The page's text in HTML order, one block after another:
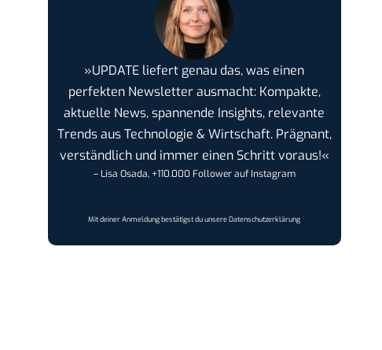
»UPDATE liefert genau das, was einen
perfekten Newsletter ausmacht: Kompakte,
aktuelle News, spannende Insights, relevante
Trends aus Technologie & Wirtschaft. Prägnant,
verständlich und immer einen Schritt voraus!«
– Lisa Osada, +110.000 Follower auf Instagram
Mit deiner Anmeldung bestätigst du unsereDatenschutzerklärung